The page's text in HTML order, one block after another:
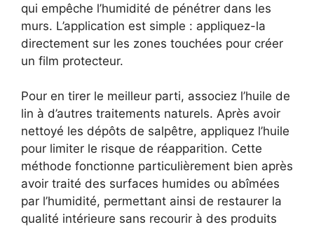
qui empêche l’humidité de pénétrer dans les
murs. L’application est simple : appliquez-la
directement sur les zones touchées pour créer
un film protecteur.
Pour en tirer le meilleur parti, associez l’huile de
lin à d’autres traitements naturels. Après avoir
nettoyé les dépôts de salpêtre, appliquez l’huile
pour limiter le risque de réapparition. Cette
méthode fonctionne particulièrement bien après
avoir traité des surfaces humides ou abîmées
par l’humidité, permettant ainsi de restaurer la
qualité intérieure sans recourir à des produits